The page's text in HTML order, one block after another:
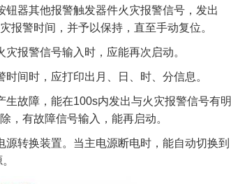
器其他报警触发器件火灾报警信号，发出
报警时间，并予以保持，直至手动复位。
报警信号输入时，应能再次启动。
间时，应打印出月、日、时、分信息。
故障，能在100s内发出与火灾报警信号有明
，有故障信号输入，能再启动。
转换装置。当主电源断电时，能自动切换到